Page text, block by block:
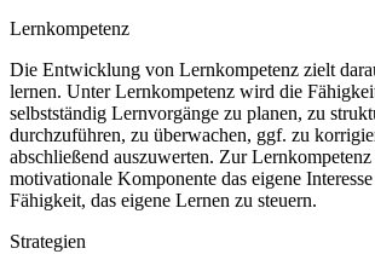
Lernkompetenz
Die Entwicklung von Lernkompetenz zielt
lernen. Unter Lernkompetenz wird die
selbstständig Lernvorgänge zu planen, zu
durchzuführen, zu überwachen, ggf. zu
abschließend auszuwerten. Zur Lernkompetenz
motivationale Komponente das eigene
Fähigkeit, das eigene Lernen zu steuern.
Strategien